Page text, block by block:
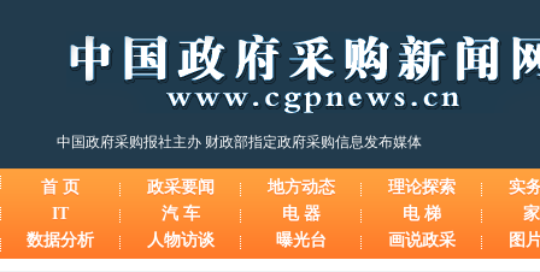
中国政府采购报社主办 财政部指定政府采购信息发布媒体
首 页 政采要闻 地方动态 理论探索
实
IT
汽 车 电 器 电 梯
数据分析
人物访谈 曝光台 画说政采 图